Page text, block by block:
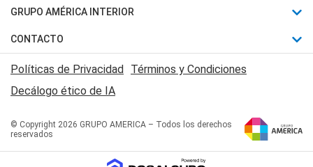
Judiciales
Economia
Motores
Trucos caseros
Series y Películas
Edictos y Solicitadas
Fútbol
Mundial
Automovilismo
Rugby
Básquet
GRUPO AMÉRICA INTERIOR
Canal 7 en Vivo
San Juan 8
CONTACTO
Acerca de Nosotros
Contactanos
Políticas de Privacidad Términos y Condiciones
Decálogo ético de IA
© Copyright 2026 GRUPO AMERICA – Todos los derechos
reservados